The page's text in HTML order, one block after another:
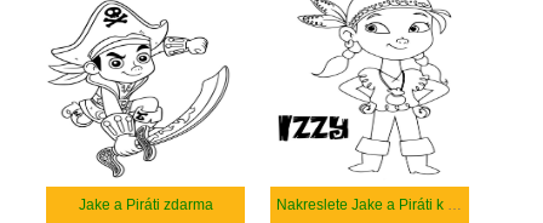
Jake a Piráti zdarma Nakreslete Jake a Piráti k vytisknutí zdarma